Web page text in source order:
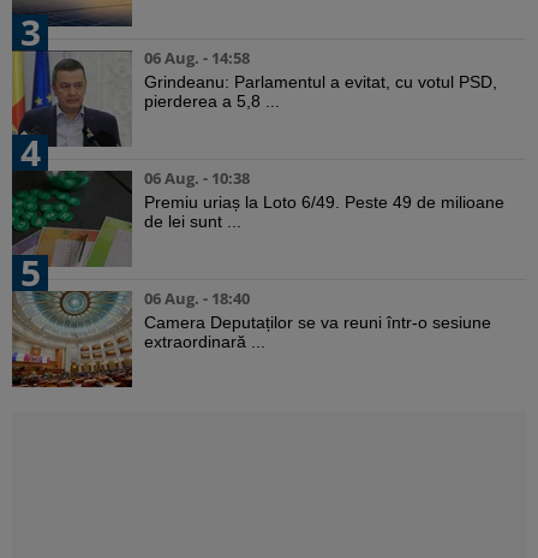
3
06 Aug. - 14:58
Grindeanu: Parlamentul a evitat, cu votul PSD,
pierderea a 5,8 ...
4
06 Aug. - 10:38
Premiu uriaș la Loto 6/49. Peste 49 de milioane
de lei sunt ...
5
06 Aug. - 18:40
Camera Deputaților se va reuni într-o sesiune
extraordinară ...